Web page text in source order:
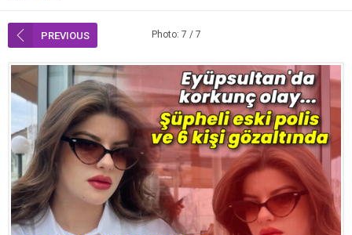
PREVIOUS Photo: 7 / 7